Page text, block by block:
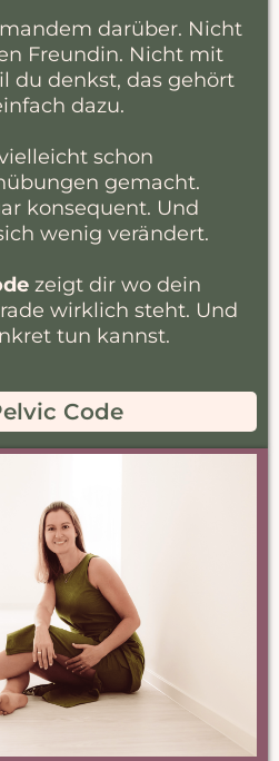
darüber. Nicht
Freundin. Nicht mit
du denkst, das gehört
dazu.
schon
gemacht.
konsequent. Und
wenig verändert.
zeigt dir wo dein
wirklich steht. Und
tun kannst.
Code